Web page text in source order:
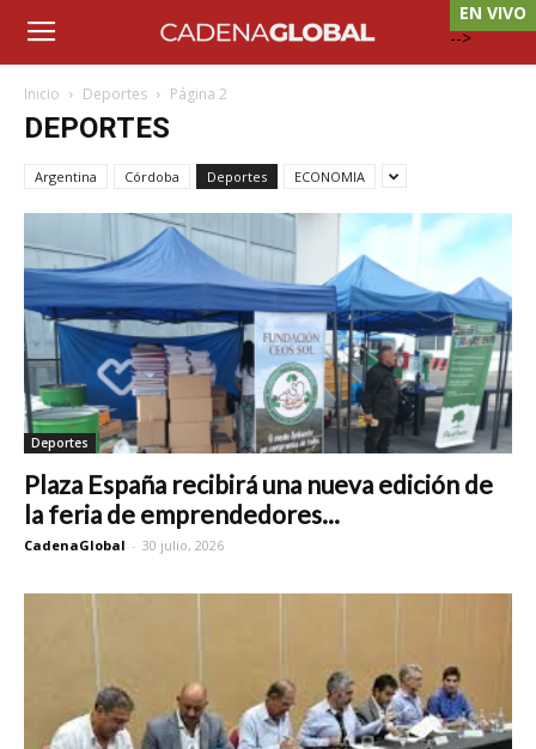
EN VIVO
-->
Inicio Deportes Página 2
DEPORTES
Argentina Córdoba Deportes ECONOMIA
Deportes
Plaza España recibirá una nueva edición de
la feria de emprendedores...
CadenaGlobal - 30 julio, 2026